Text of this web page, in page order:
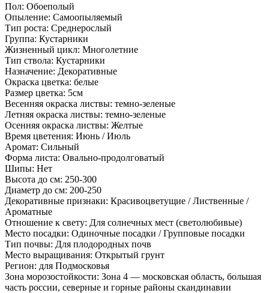
Пол: Обоеполый
Опыление: Самоопыляемый
Тип роста: Среднерослый
Группа: Кустарники
Жизненный цикл: Многолетние
Тип ствола: Кустарники
Назначение: Декоративные
Окраска цветка: белые
Размер цветка: 5см
Весенняя окраска листвы: темно-зеленые
Летняя окраска листвы: темно-зеленые
Осенняя окраска листвы: Желтые
Время цветения: Июнь / Июль
Аромат: Сильный
Форма листа: Овально-продолговатый
Шипы: Нет
Высота до см: 250-300
Диаметр до см: 200-250
Декоративные признаки: Красивоцветущие / Лиственные /
Ароматные
Отношение к свету: Для солнечных мест (светолюбивые)
Место посадки: Одиночные посадки / Групповые посадки
Тип почвы: Для плодородных почв
Место выращивания: Открытый грунт
Регион: для Подмосковья
Зона морозостойкости: Зона 4 — московская область, большая
часть россии, северные и горные районы скандинавии